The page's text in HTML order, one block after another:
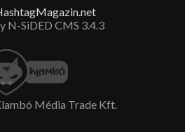
N-SiDED CMS 3.4.3
Média Trade Kft.